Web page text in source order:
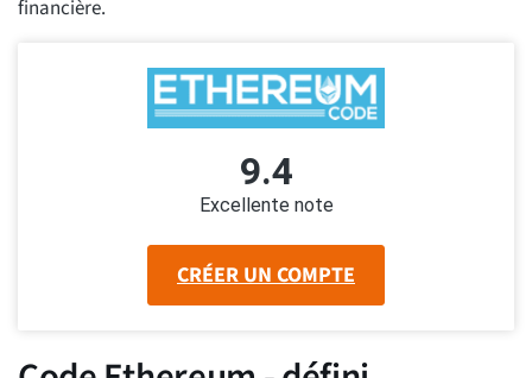
financière.
9.4
Excellente note
CRÉER UN COMPTE